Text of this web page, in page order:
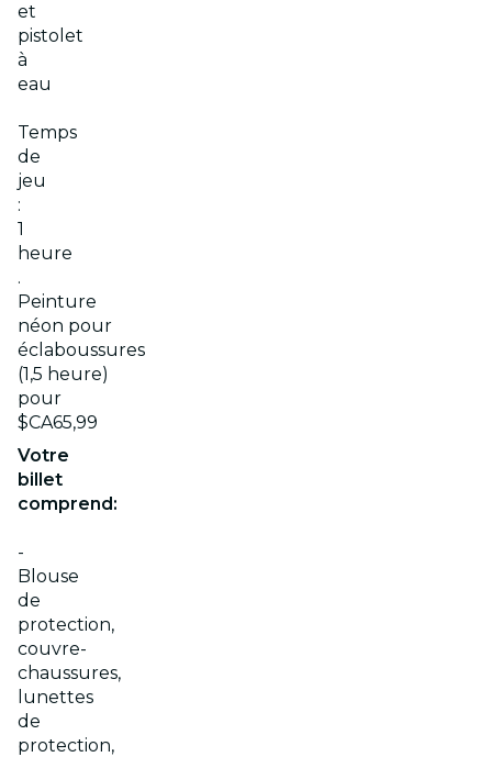
et
pistolet
à
eau
Temps
de
jeu
:
1
heure
.
Peinture
néon pour
éclaboussures
(1,5 heure)
pour
$CA65,99
Votre
billet
comprend:
-
Blouse
de
protection,
couvre-
chaussures,
lunettes
de
protection,